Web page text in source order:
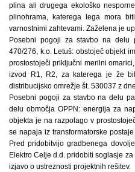
plina ali drugega ekološko
plinohrama, katerega lega mora
varnostnimi zahtevami. Zaželena je
Posebni pogoji za stavbo na delu
470/276, k.o. Letuš: obstoječ objekt
prostostoječi priključni merilni
izvod R1, R2, za katerega je že
distribucijsko omrežje št. 530037 z
Posebni pogoji za stavbo na delu
delu območja OPPN: energija za
objekta je na razpolago v
se napaja iz transformatorske
Pred pridobitvijo gradbenega
Elektro Celje d.d. pridobiti soglasje
izjavo o ustreznosti projektnih rešitev.